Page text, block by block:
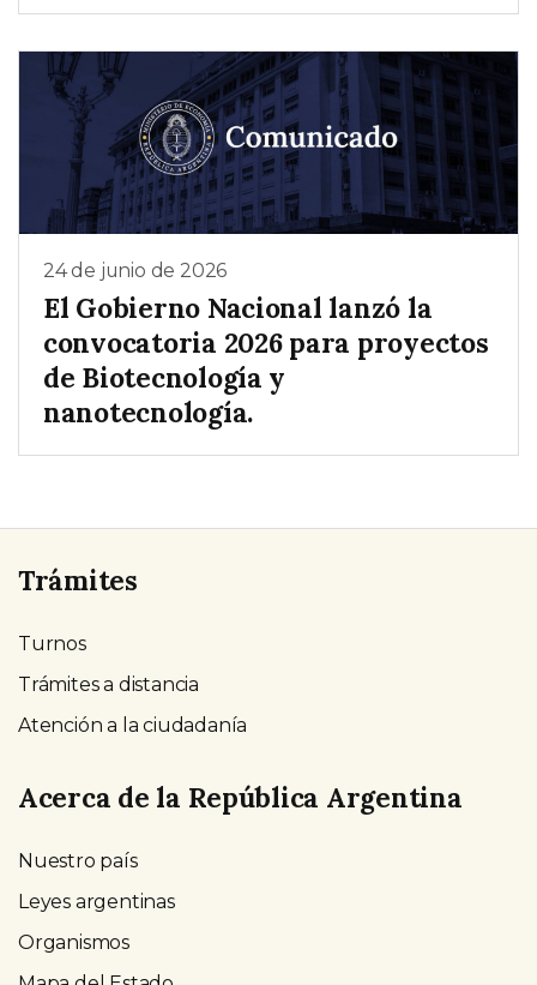
24 de junio de 2026
El Gobierno Nacional lanzó la
convocatoria 2026 para proyectos
de Biotecnología y
nanotecnología.
Trámites
Turnos
Trámites a distancia
Atención a la ciudadanía
Acerca de la República Argentina
Nuestro país
Leyes argentinas
Organismos